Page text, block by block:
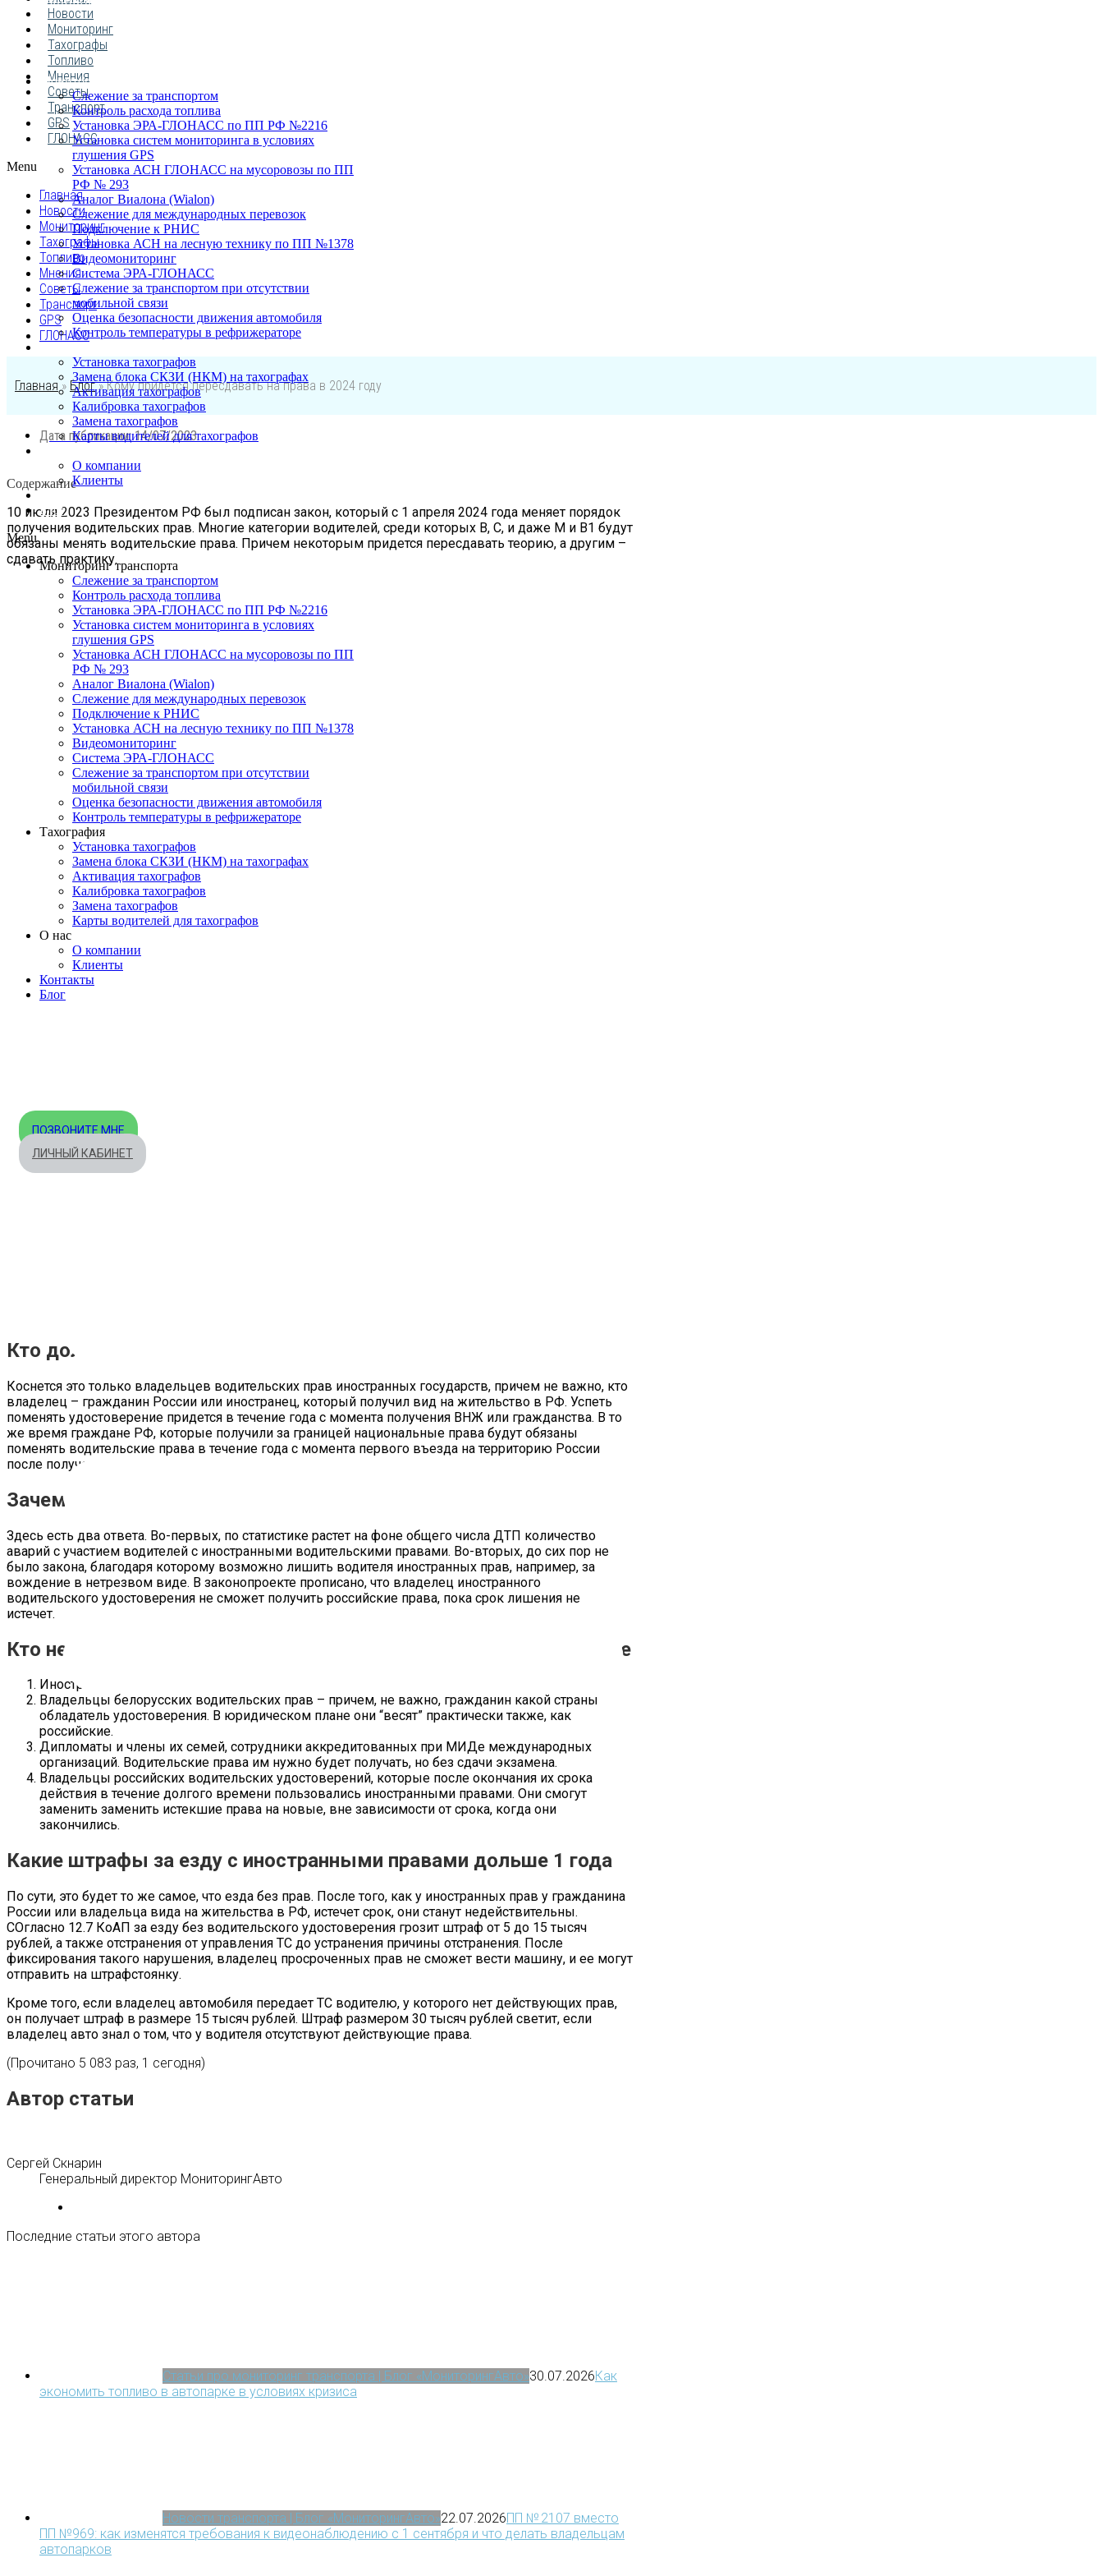
Мониторинг транспорта
Слежение за транспортом
Контроль расхода топлива
Установка ЭРА-ГЛОНАСС по ПП РФ №2216
Установка систем мониторинга в условиях
глушения GPS
Установка АСН ГЛОНАСС на мусоровозы по ПП
РФ № 293
Аналог Виалона (Wialon)
Слежение для международных перевозок
Подключение к РНИС
Установка АСН на лесную технику по ПП №1378
Видеомониторинг
Система ЭРА-ГЛОНАСС
Слежение за транспортом при отсутствии
мобильной связи
Оценка безопасности движения автомобиля
Контроль температуры в рефрижераторе
Установка тахографов
Замена блока СКЗИ (НКМ) на тахографах
Активация тахографов
Калибровка тахографов
Замена тахографов
Карты водителей для тахографов
О компании
Клиенты
Блог
Menu
Мониторинг транспорта
Слежение за транспортом
Контроль расхода топлива
Установка ЭРА-ГЛОНАСС по ПП РФ №2216
Установка систем мониторинга в условиях
глушения GPS
Установка АСН ГЛОНАСС на мусоровозы по ПП
РФ № 293
Аналог Виалона (Wialon)
Слежение для международных перевозок
Подключение к РНИС
Установка АСН на лесную технику по ПП №1378
Видеомониторинг
Система ЭРА-ГЛОНАСС
Слежение за транспортом при отсутствии
мобильной связи
Оценка безопасности движения автомобиля
Контроль температуры в рефрижераторе
Тахография
Установка тахографов
Замена блока СКЗИ (НКМ) на тахографах
Активация тахографов
Калибровка тахографов
Замена тахографов
Карты водителей для тахографов
О нас
О компании
Клиенты
Контакты
Блог
ПОЗВОНИТЕ МНЕ
ЛИЧНЫЙ КАБИНЕТ
Новости
Мониторинг
Тахографы
Топливо
Мнения
Советы
Транспорт
GPS
ГЛОНАСС
Menu
Главная
Новости
Мониторинг
Тахографы
Топливо
Мнения
Советы
Транспорт
GPS
ГЛОНАСС
Главная» Блог»Кому придется пересдавать на права в 2024 году
Дата публикации:14/07/2023
Содержание
10 июля 2023 Президентом РФ был подписан закон, который с 1 апреля 2024 года меняет порядок
получения водительских прав. Многие категории водителей, среди которых B, C, и даже M и B1 будут
обязаны менять водительские права. Причем некоторым придется пересдавать теорию, а другим –
сдавать практику.
Кто должен будет поменять водительское удостоверение
Коснется это только владельцев водительских прав иностранных государств, причем не важно, кто
владелец – гражданин России или иностранец, который получил вид на жительство в РФ. Успеть
поменять удостоверение придется в течение года с момента получения ВНЖ или гражданства. В то
же время граждане РФ, которые получили за границей национальные права будут обязаны
поменять водительские права в течение года с момента первого въезда на территорию России
после получения таких прав.
Зачем новый закон нужен
Здесь есть два ответа. Во-первых, по статистике растет на фоне общего числа ДТП количество
аварий с участием водителей с иностранными водительскими правами. Во-вторых, до сих пор не
было закона, благодаря которому возможно лишить водителя иностранных прав, например, за
вождение в нетрезвом виде. В законопроекте прописано, что владелец иностранного
водительского удостоверения не сможет получить российские права, пока срок лишения не
истечет.
Кто не должен менять иностранное водительское удостоверение
Иностранцы, которые находятся на территории РФ временно, не имея ВНЖ.
Владельцы белорусских водительских прав – причем, не важно, гражданин какой страны
обладатель удостоверения. В юридическом плане они “весят” практически также, как
российские.
Дипломаты и члены их семей, сотрудники аккредитованных при МИДе международных
организаций. Водительские права им нужно будет получать, но без сдачи экзамена.
Владельцы российских водительских удостоверений, которые после окончания их срока
действия в течение долгого времени пользовались иностранными правами. Они смогут
заменить заменить истекшие права на новые, вне зависимости от срока, когда они
закончились.
Какие штрафы за езду с иностранными правами дольше 1 года
По сути, это будет то же самое, что езда без прав. После того, как у иностранных прав у гражданина
России или владельца вида на жительства в РФ, истечет срок, они станут недействительны.
СОгласно 12.7 КоАП за езду без водительского удостоверения грозит штраф от 5 до 15 тысяч
рублей, а также отстранения от управления ТС до устранения причины отстранения. После
фиксирования такого нарушения, владелец просроченных прав не сможет вести машину, и ее могут
отправить на штрафстоянку.
Кроме того, если владелец автомобиля передает ТС водителю, у которого нет действующих прав,
он получает штраф в размере 15 тысяч рублей. Штраф размером 30 тысяч рублей светит, если
владелец авто знал о том, что у водителя отсутствуют действующие права.
(Прочитано 5 083 раз, 1 сегодня)
Автор статьи
Сергей Скнарин
Генеральный директор МониторингАвто
Последние статьи этого автора
Статьи про мониторинг транспорта | Блог «МониторингАвто»30.07.2026Как
экономить топливо в автопарке в условиях кризиса
Новости транспорта | Блог «МониторингАвто»22.07.2026ПП № 2107 вместо
ПП №969: как изменятся требования к видеонаблюдению с 1 сентября и что делать владельцам
автопарков